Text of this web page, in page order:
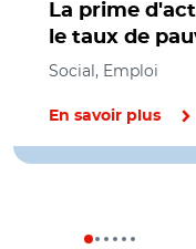
La prime
le taux de
Social, Emploi
En savoir plus